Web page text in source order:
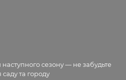
сезону — не забудьте
та городу